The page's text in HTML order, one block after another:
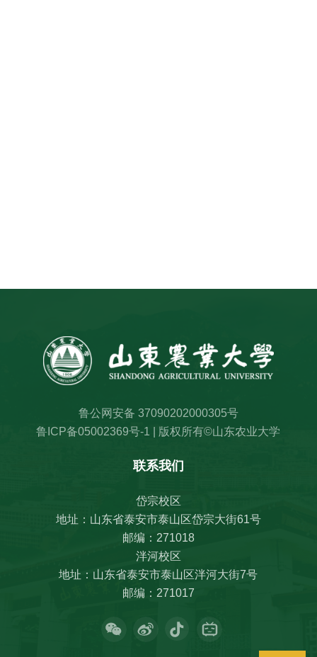
鲁公网安备 37090202000305号
鲁ICP备05002369号-1 | 版权所有©山东农业大学
联系我们
岱宗校区
地址：山东省泰安市泰山区岱宗大街61号
邮编：271018
泮河校区
地址：山东省泰安市泰山区泮河大街7号
邮编：271017